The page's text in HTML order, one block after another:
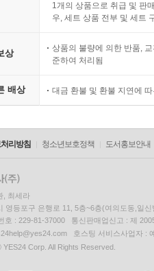
1개의 상품으로 취급 및 판
우, 세트 상품 전부 및 세트
상
상품의 불량에 의한 반품,
준하여 처리됨
배상 대금 환불 및 환불 지연에
리방침 청소년보호정책 도서홍보안내
, 최세라
영등포구 은행로 11, 5층~6층(여의도동,일신
호 : 229-81-37000 통신판매업신고 : 제
호스팅 서비스사업자 :
Corp. All Rights Reserved.